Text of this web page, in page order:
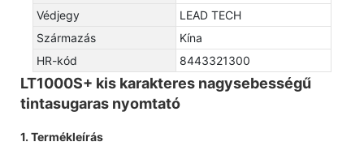
Védjegy
LEAD TECH
Származás
Kína
HR-kód
8443321300
LT1000S+ kis karakteres nagysebességű
tintasugaras nyomtató
1. Termékleírás